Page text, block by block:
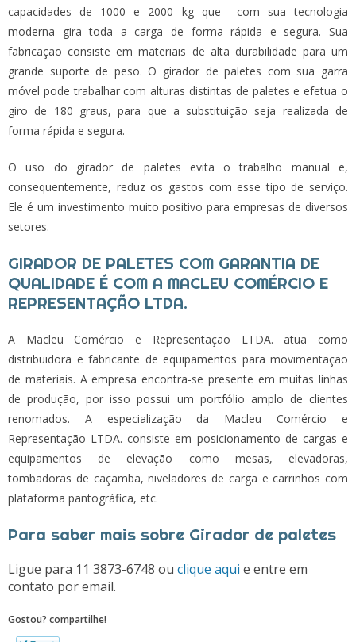
capacidades de 1000 e 2000 kg que com sua tecnologia
moderna gira toda a carga de forma rápida e segura. Sua
fabricação consiste em materiais de alta durabilidade para um
grande suporte de peso. O girador de paletes com sua garra
móvel pode trabalhar com alturas distintas de paletes e efetua o
giro de 180 graus, para que a substituição seja realizada de
forma rápida e segura.
O uso do girador de paletes evita o trabalho manual e,
consequentemente, reduz os gastos com esse tipo de serviço.
Ele é um investimento muito positivo para empresas de diversos
setores.
GIRADOR DE PALETES COM GARANTIA DE
QUALIDADE É COM A MACLEU COMÉRCIO E
REPRESENTAÇÃO LTDA.
A Macleu Comércio e Representação LTDA. atua como
distribuidora e fabricante de equipamentos para movimentação
de materiais. A empresa encontra-se presente em muitas linhas
de produção, por isso possui um portfólio amplo de clientes
renomados. A especialização da Macleu Comércio e
Representação LTDA. consiste em posicionamento de cargas e
equipamentos de elevação como mesas, elevadoras,
tombadoras de caçamba, niveladores de carga e carrinhos com
plataforma pantográfica, etc.
Para saber mais sobre Girador de paletes
Ligue para 11 3873-6748 ou clique aqui e entre em
contato por email.
Gostou? compartilhe!